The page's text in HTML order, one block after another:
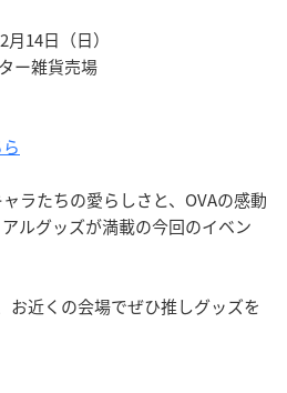
14日（日）
ー雑貨売場
ラたちの愛らしさと、OVAの感動
ルグッズが満載の今回のイベン
お近くの会場でぜひ推しグッズを